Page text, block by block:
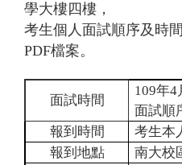
學大樓四樓，
考生個人面試順序及時
PDF檔案。
面試時間
109年
面試順
報到時間
考生本
報到地點
南大校